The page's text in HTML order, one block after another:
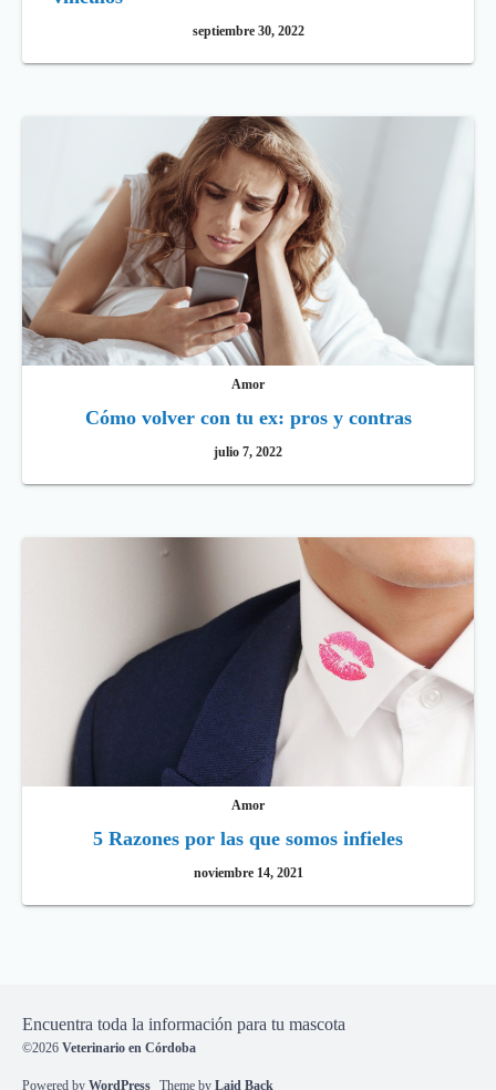
septiembre 30, 2022
Amor
Cómo volver con tu ex: pros y contras
julio 7, 2022
Amor
5 Razones por las que somos infieles
noviembre 14, 2021
Encuentra toda la información para tu mascota
©2026 Veterinario en Córdoba
Powered by WordPress Theme by Laid Back